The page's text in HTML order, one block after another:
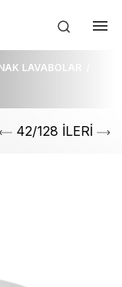
LAVABOLAR
42/128 İLERİ